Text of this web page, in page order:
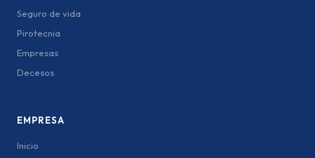
Seguro de vida
Pirotecnia
Empresas
Decesos
EMPRESA
Inicio